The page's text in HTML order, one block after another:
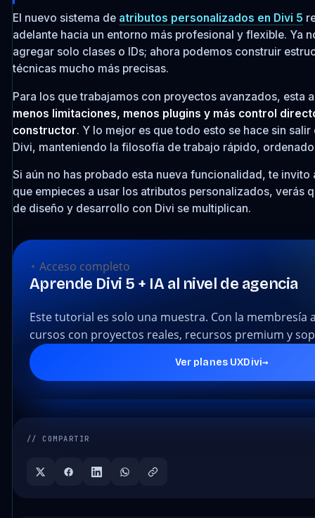
El nuevo sistema de atributos personalizados en Divi 5
adelante hacia un entorno más profesional y flexible. Ya
agregar solo clases o IDs; ahora podemos construir
técnicas mucho más precisas.
Para los que trabajamos con proyectos avanzados, esta
menos limitaciones, menos plugins y más control
constructor. Y lo mejor es que todo esto se hace sin
Divi, manteniendo la filosofía de trabajo rápido,
Si aún no has probado esta nueva funcionalidad, te invito
que empieces a usar los atributos personalizados, verás
de diseño y desarrollo con Divi se multiplican.
Acceso completo
Aprende Divi 5 + IA al nivel de agencia
Este tutorial es solo una muestra. Con la membresía
cursos con proyectos reales, recursos premium y
Ver planes UXDivi→
// COMPARTIR